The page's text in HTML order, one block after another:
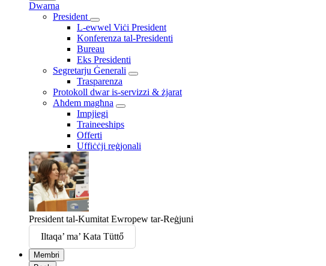
Dwarna
President
L-ewwel Viċi President
Konferenza tal-Presidenti
Bureau
Eks Presidenti
Segretarju Ġenerali
Trasparenza
Protokoll dwar is-servizzi & żjarat
Aħdem magħna
Impjiegi
Traineeships
Offerti
Uffiċċji reġjonali
President tal-Kumitat Ewropew tar-Reġjuni
Iltaqa’ ma’ Kata Tüttő
Membri